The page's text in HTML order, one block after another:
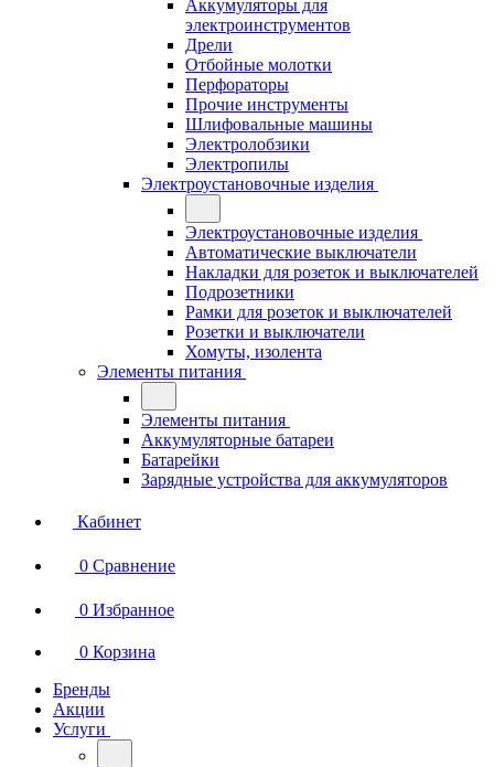
Аккумуляторы для
электроинструментов
Дрели
Отбойные молотки
Перфораторы
Прочие инструменты
Шлифовальные машины
Электролобзики
Электропилы
Электроустановочные изделия
Электроустановочные изделия
Автоматические выключатели
Накладки для розеток и выключателей
Подрозетники
Рамки для розеток и выключателей
Розетки и выключатели
Хомуты, изолента
Элементы питания
Элементы питания
Аккумуляторные батареи
Батарейки
Зарядные устройства для аккумуляторов
Кабинет
0 Сравнение
0 Избранное
0 Корзина
Бренды
Акции
Услуги